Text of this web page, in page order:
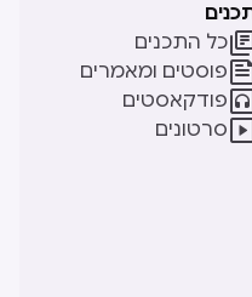
כל התכנים
פוסטים ומאמרים
פודקאסטים
סרטונים